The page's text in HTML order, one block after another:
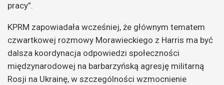
pracy”.
KPRM zapowiadała wcześniej, że głównym tematem
czwartkowej rozmowy Morawieckiego z Harris ma być
dalsza koordynacja odpowiedzi społeczności
międzynarodowej na barbarzyńską agresję militarną
Rosji na Ukrainę, w szczególności wzmocnienie